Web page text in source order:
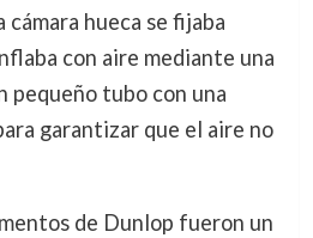
hueca se fijaba
con aire mediante una
pequeño tubo con una
garantizar que el aire no
de Dunlop fueron un